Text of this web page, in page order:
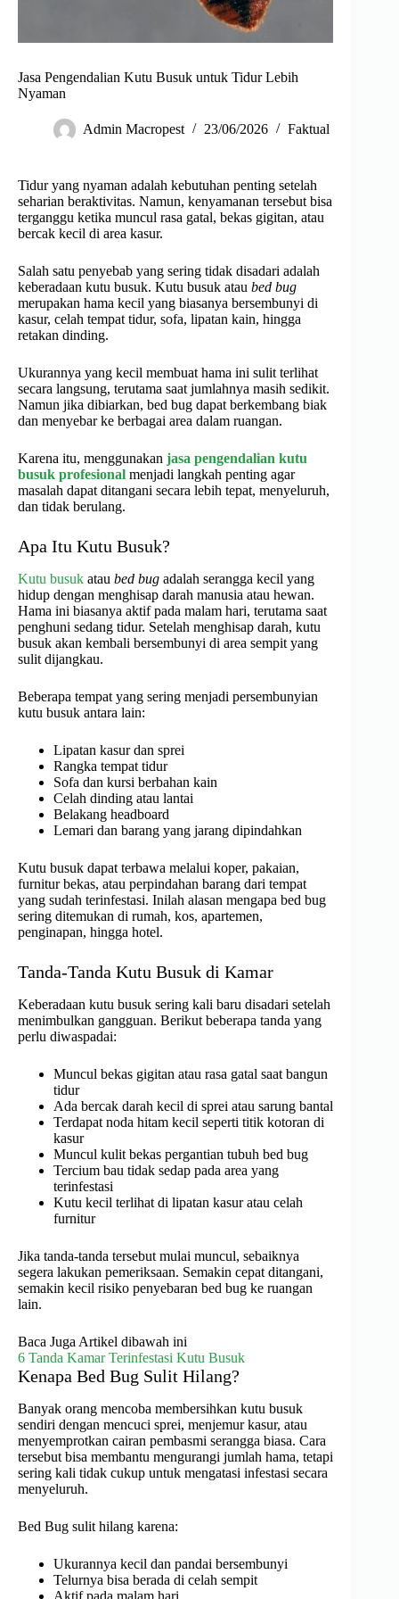
Jasa Pengendalian Kutu Busuk untuk Tidur Lebih
Nyaman
Admin Macropest 23/06/2026 Faktual
Tidur yang nyaman adalah kebutuhan penting setelah
seharian beraktivitas. Namun, kenyamanan tersebut bisa
terganggu ketika muncul rasa gatal, bekas gigitan, atau
bercak kecil di area kasur.
Salah satu penyebab yang sering tidak disadari adalah
keberadaan kutu busuk. Kutu busuk atau bed bug
merupakan hama kecil yang biasanya bersembunyi di
kasur, celah tempat tidur, sofa, lipatan kain, hingga
retakan dinding.
Ukurannya yang kecil membuat hama ini sulit terlihat
secara langsung, terutama saat jumlahnya masih sedikit.
Namun jika dibiarkan, bed bug dapat berkembang biak
dan menyebar ke berbagai area dalam ruangan.
Karena itu, menggunakan jasa pengendalian kutu
busuk profesional menjadi langkah penting agar
masalah dapat ditangani secara lebih tepat, menyeluruh,
dan tidak berulang.
Apa Itu Kutu Busuk?
Kutu busuk atau bed bug adalah serangga kecil yang
hidup dengan menghisap darah manusia atau hewan.
Hama ini biasanya aktif pada malam hari, terutama saat
penghuni sedang tidur. Setelah menghisap darah, kutu
busuk akan kembali bersembunyi di area sempit yang
sulit dijangkau.
Beberapa tempat yang sering menjadi persembunyian
kutu busuk antara lain:
Lipatan kasur dan sprei
Rangka tempat tidur
Sofa dan kursi berbahan kain
Celah dinding atau lantai
Belakang headboard
Lemari dan barang yang jarang dipindahkan
Kutu busuk dapat terbawa melalui koper, pakaian,
furnitur bekas, atau perpindahan barang dari tempat
yang sudah terinfestasi. Inilah alasan mengapa bed bug
sering ditemukan di rumah, kos, apartemen,
penginapan, hingga hotel.
Tanda-Tanda Kutu Busuk di Kamar
Keberadaan kutu busuk sering kali baru disadari setelah
menimbulkan gangguan. Berikut beberapa tanda yang
perlu diwaspadai:
Muncul bekas gigitan atau rasa gatal saat bangun
tidur
Ada bercak darah kecil di sprei atau sarung bantal
Terdapat noda hitam kecil seperti titik kotoran di
kasur
Muncul kulit bekas pergantian tubuh bed bug
Tercium bau tidak sedap pada area yang
terinfestasi
Kutu kecil terlihat di lipatan kasur atau celah
furnitur
Jika tanda-tanda tersebut mulai muncul, sebaiknya
segera lakukan pemeriksaan. Semakin cepat ditangani,
semakin kecil risiko penyebaran bed bug ke ruangan
lain.
Baca Juga Artikel dibawah ini
6 Tanda Kamar Terinfestasi Kutu Busuk
Kenapa Bed Bug Sulit Hilang?
Banyak orang mencoba membersihkan kutu busuk
sendiri dengan mencuci sprei, menjemur kasur, atau
menyemprotkan cairan pembasmi serangga biasa. Cara
tersebut bisa membantu mengurangi jumlah hama, tetapi
sering kali tidak cukup untuk mengatasi infestasi secara
menyeluruh.
Bed Bug sulit hilang karena:
Ukurannya kecil dan pandai bersembunyi
Telurnya bisa berada di celah sempit